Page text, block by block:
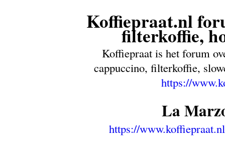
Koffiepraat.nl
filterkoffie,
Koffiepraat is het forum
cappuccino, filterkoffie,
https://
La
https://